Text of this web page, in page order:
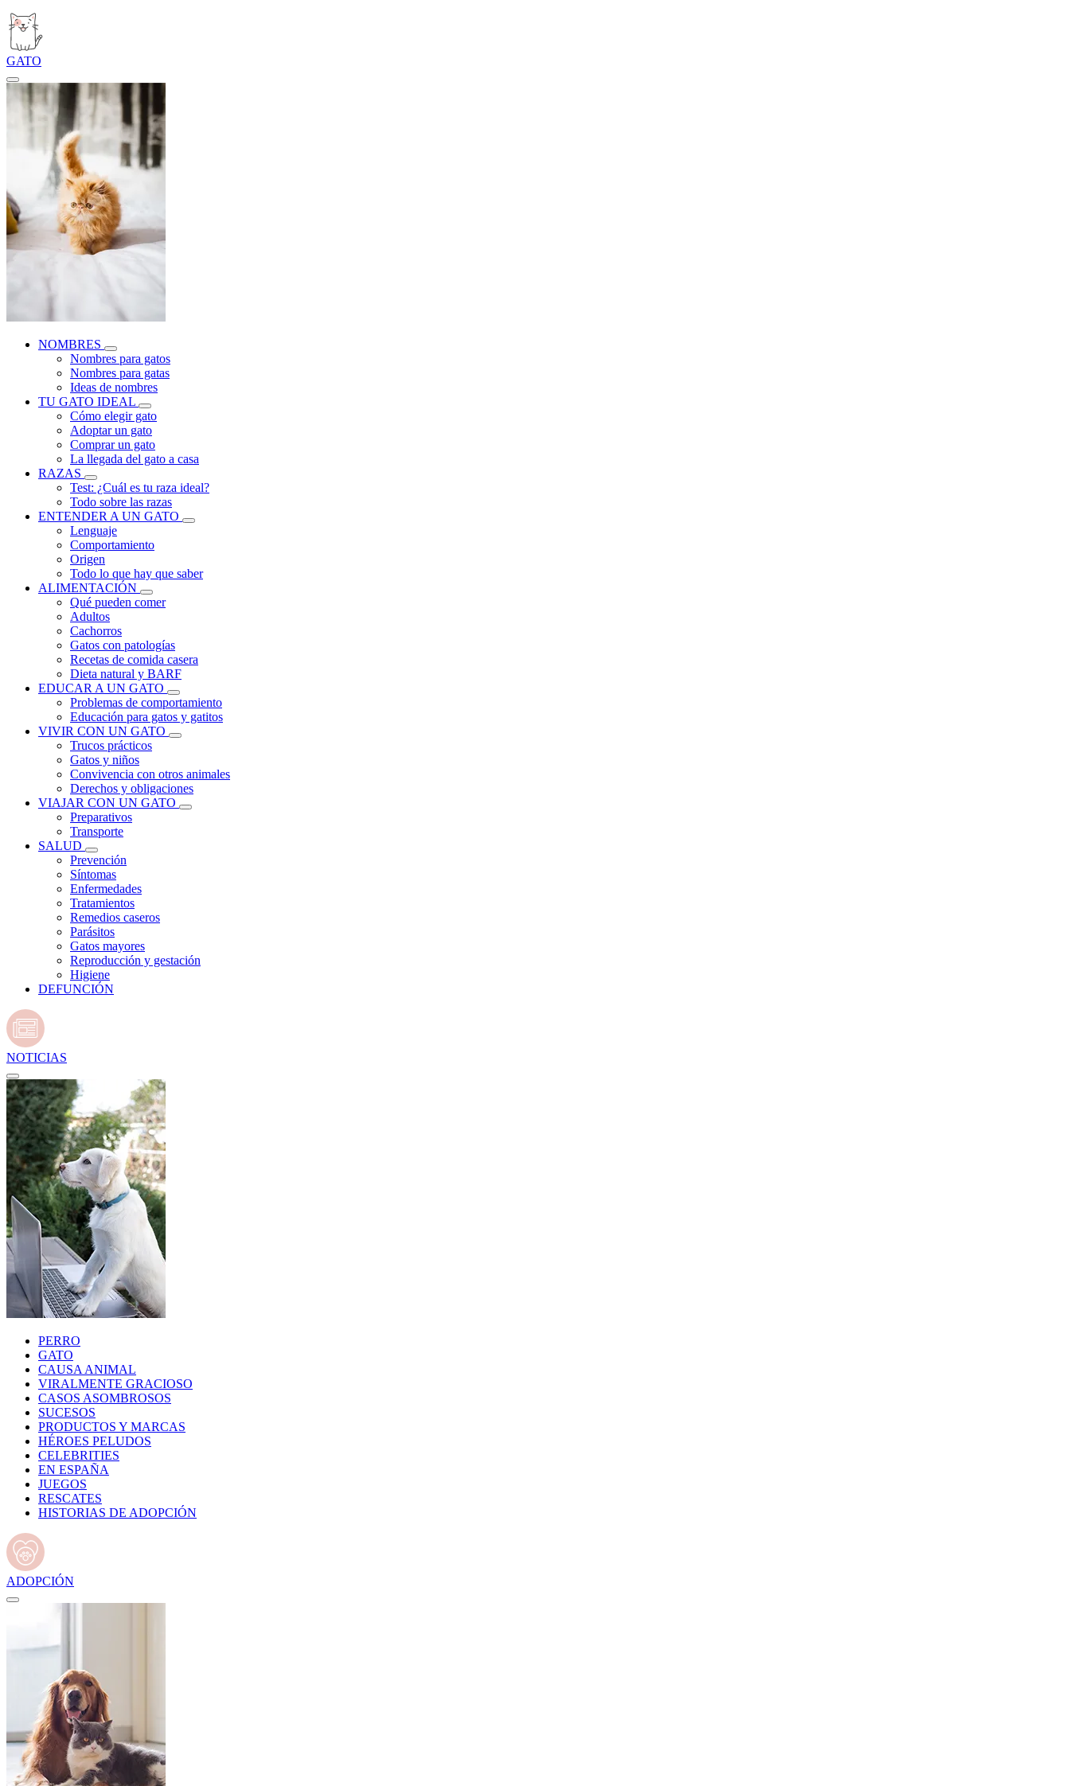
GATO
NOMBRES
Nombres para gatos
Nombres para gatas
Ideas de nombres
TU GATO IDEAL
Cómo elegir gato
Adoptar un gato
Comprar un gato
La llegada del gato a casa
RAZAS
Test: ¿Cuál es tu raza ideal?
Todo sobre las razas
ENTENDER A UN GATO
Lenguaje
Comportamiento
Origen
Todo lo que hay que saber
ALIMENTACIÓN
Qué pueden comer
Adultos
Cachorros
Gatos con patologías
Recetas de comida casera
Dieta natural y BARF
EDUCAR A UN GATO
Problemas de comportamiento
Educación para gatos y gatitos
VIVIR CON UN GATO
Trucos prácticos
Gatos y niños
Convivencia con otros animales
Derechos y obligaciones
VIAJAR CON UN GATO
Preparativos
Transporte
SALUD
Prevención
Síntomas
Enfermedades
Tratamientos
Remedios caseros
Parásitos
Gatos mayores
Reproducción y gestación
Higiene
DEFUNCIÓN
NOTICIAS
PERRO
GATO
CAUSA ANIMAL
VIRALMENTE GRACIOSO
CASOS ASOMBROSOS
SUCESOS
PRODUCTOS Y MARCAS
HÉROES PELUDOS
CELEBRITIES
EN ESPAÑA
JUEGOS
RESCATES
HISTORIAS DE ADOPCIÓN
ADOPCIÓN